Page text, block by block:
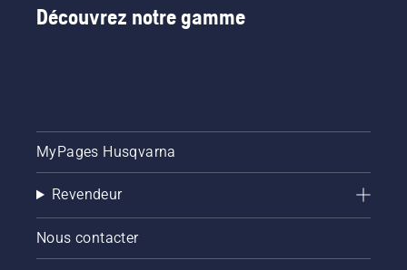
Découvrez notre gamme
MyPages Husqvarna
Revendeur
Nous contacter